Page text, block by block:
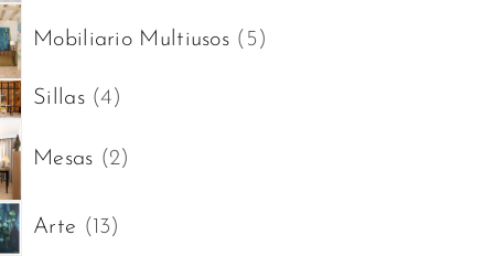
Mobiliario Multiusos
5
Sillas
44
Mesas
2
productos
Arte 1313